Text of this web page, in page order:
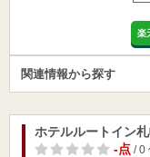
楽
関連情報から探す
ホテルルートイン
-点/ 0